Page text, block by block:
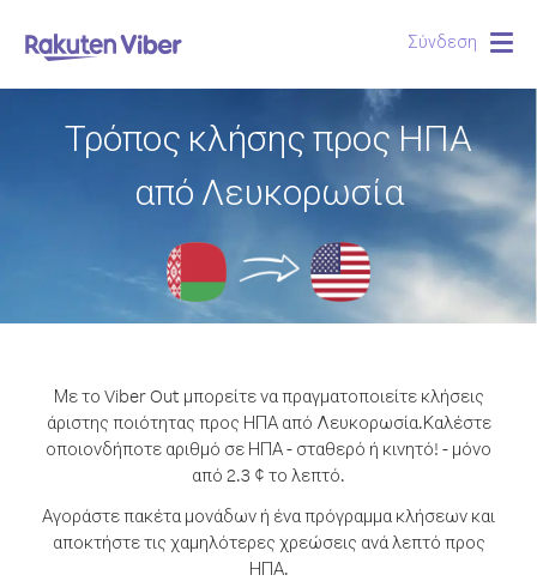
Σύνδεση
Τρόπος κλήσης προς ΗΠΑ
από Λευκορωσία
Με το Viber Out μπορείτε να πραγματοποιείτε κλήσεις
άριστης ποιότητας προς ΗΠΑ από Λευκορωσία.Καλέστε
οποιονδήποτε αριθμό σε ΗΠΑ - σταθερό ή κινητό! - μόνο
από 2.3 ¢ το λεπτό.
Αγοράστε πακέτα μονάδων ή ένα πρόγραμμα κλήσεων και
αποκτήστε τις χαμηλότερες χρεώσεις ανά λεπτό προς
ΗΠΑ.